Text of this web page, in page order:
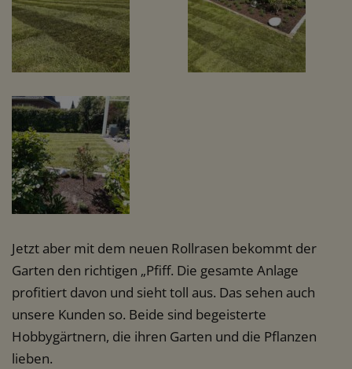
Jetzt aber mit dem neuen Rollrasen bekommt der
Garten den richtigen „Pfiff. Die gesamte Anlage
profitiert davon und sieht toll aus. Das sehen auch
unsere Kunden so. Beide sind begeisterte
Hobbygärtnern, die ihren Garten und die Pflanzen
lieben.